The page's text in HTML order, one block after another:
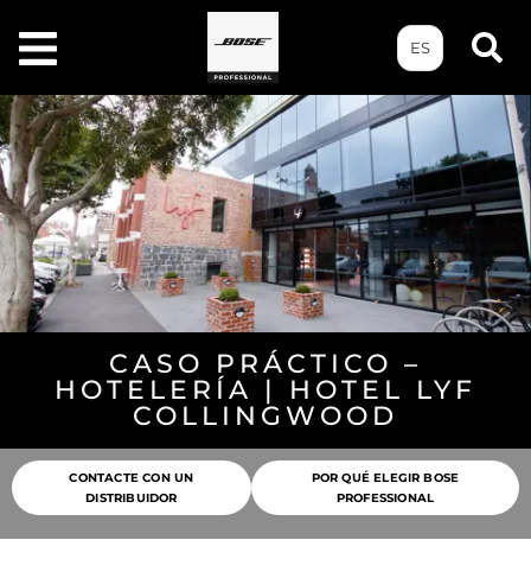
ES
CASO PRÁCTICO –
HOTELERÍA | HOTEL LYF
COLLINGWOOD
CONTACTE CON UN
DISTRIBUIDOR
POR QUÉ ELEGIR BOSE
PROFESSIONAL